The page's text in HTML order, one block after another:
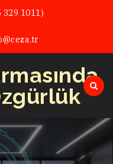
329 1011)